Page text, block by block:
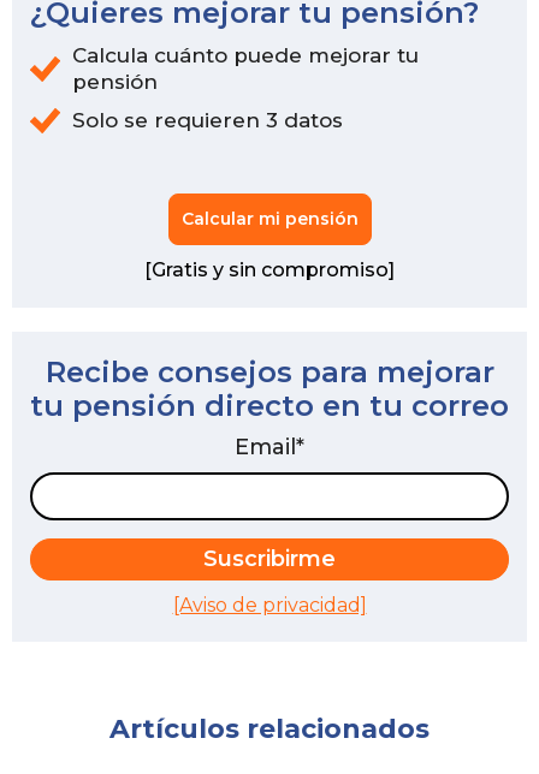
¿Quieres mejorar tu pensión?
Calcula cuánto puede mejorar tu
pensión
Solo se requieren 3 datos
Calcular mi pensión
[Gratis y sin compromiso]
Recibe consejos para mejorar
tu pensión directo en tu correo
Email *
[Aviso de privacidad]
Artículos relacionados